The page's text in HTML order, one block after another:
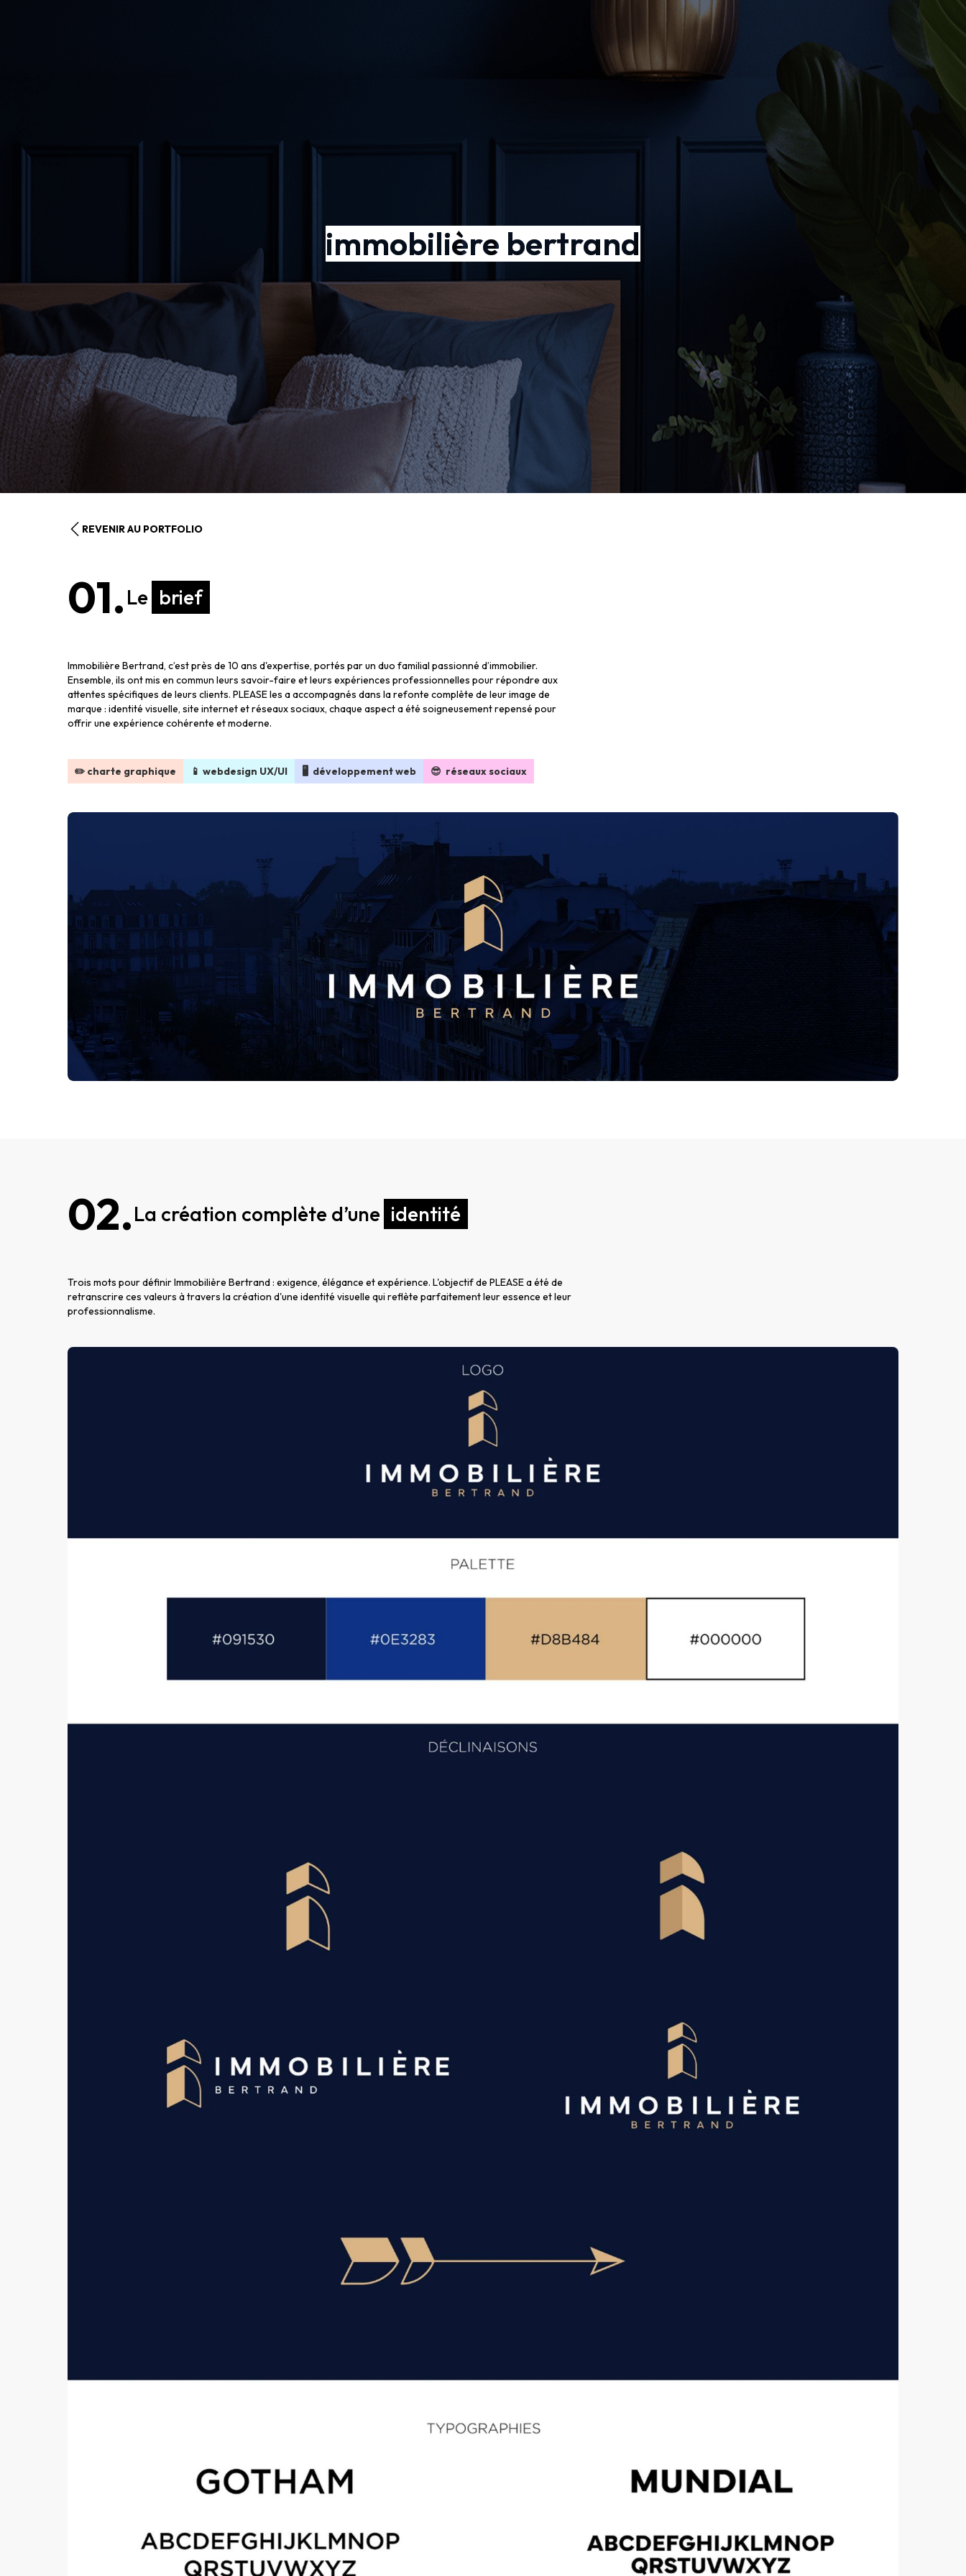
immobilière bertrand
REVENIR AU PORTFOLIO
01. Le brief
Immobilière Bertrand, c’est près de 10 ans d'expertise, portés par un duo familial passionné d’immobilier.
Ensemble, ils ont mis en commun leurs savoir-faire et leurs expériences professionnelles pour répondre aux
attentes spécifiques de leurs clients. PLEASE les a accompagnés dans la refonte complète de leur image de
marque : identité visuelle, site internet et réseaux sociaux, chaque aspect a été soigneusement repensé pour
offrir une expérience cohérente et moderne.
✏️ charte graphique 📱 webdesign UX/UI 🖥 développement web 😎 réseaux sociaux
02.La création complète d’une identité
Trois mots pour définir Immobilière Bertrand : exigence, élégance et expérience. L'objectif de PLEASE a été de
retranscrire ces valeurs à travers la création d'une identité visuelle qui reflète parfaitement leur essence et leur
professionnalisme.